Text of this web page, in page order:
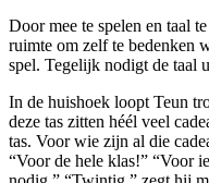
Door mee te spelen en taal
ruimte om zelf te bedenken
spel. Tegelijk nodigt de taal
In de huishoek loopt Teun
deze tas zitten héél veel
tas. Voor wie zijn al die
“Voor de hele klas!” “Voor